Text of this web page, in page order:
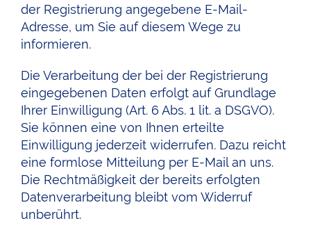
der Registrierung angegebene E-Mail-
Adresse, um Sie auf diesem Wege zu
informieren.
Die Verarbeitung der bei der Registrierung
eingegebenen Daten erfolgt auf Grundlage
Ihrer Einwilligung (Art. 6 Abs. 1 lit. a DSGVO).
Sie können eine von Ihnen erteilte
Einwilligung jederzeit widerrufen. Dazu reicht
eine formlose Mitteilung per E-Mail an uns.
Die Rechtmäßigkeit der bereits erfolgten
Datenverarbeitung bleibt vom Widerruf
unberührt.